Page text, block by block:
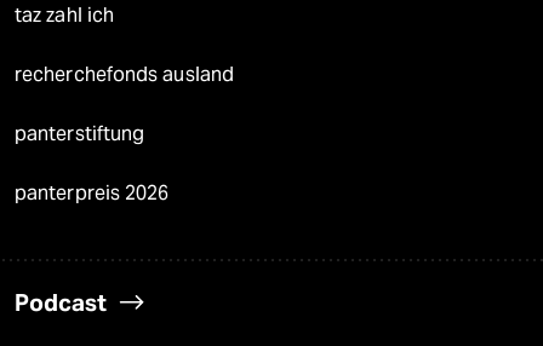
taz zahl ich
recherchefonds ausland
panterstiftung
panterpreis 2026
Podcast